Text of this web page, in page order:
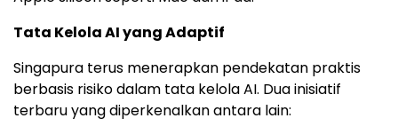
Tata Kelola AI yang Adaptif
Singapura terus menerapkan pendekatan praktis
berbasis risiko dalam tata kelola AI. Dua inisiatif
terbaru yang diperkenalkan antara lain: